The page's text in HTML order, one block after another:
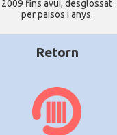
2009 fins avui, desglossat
per paisos i anys.
Retorn